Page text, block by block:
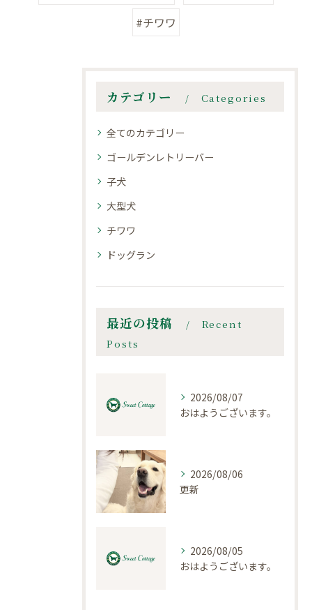
#チワワ
カテゴリー Categories
全てのカテゴリー
ゴールデンレトリーバー
子犬
大型犬
チワワ
ドッグラン
最近の投稿
Recent
Posts
2026/08/07
おはようございます。
2026/08/06
更新
2026/08/05
おはようございます。